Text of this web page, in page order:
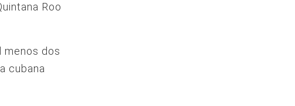
Roo
menos dos
cubana